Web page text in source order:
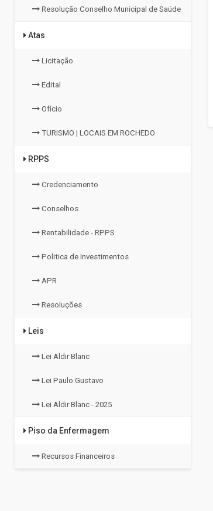
Resolução Conselho Municipal de Saúde
Atas
Licitação
Edital
Ofício
TURISMO | LOCAIS EM ROCHEDO
RPPS
Credenciamento
Conselhos
Rentabilidade - RPPS
Politica de Investimentos
APR
Resoluções
Leis
Lei Aldir Blanc
Lei Paulo Gustavo
Lei Aldir Blanc - 2025
Piso da Enfermagem
Recursos Financeiros